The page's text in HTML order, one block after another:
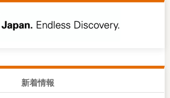
新着情報